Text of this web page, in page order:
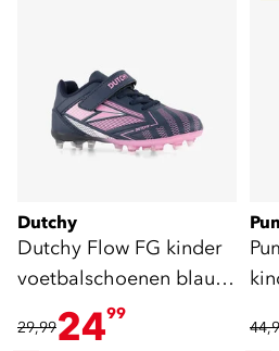
Dutchy
Dutchy Flow FG kinder
voetbalschoenen blauw
29,992499